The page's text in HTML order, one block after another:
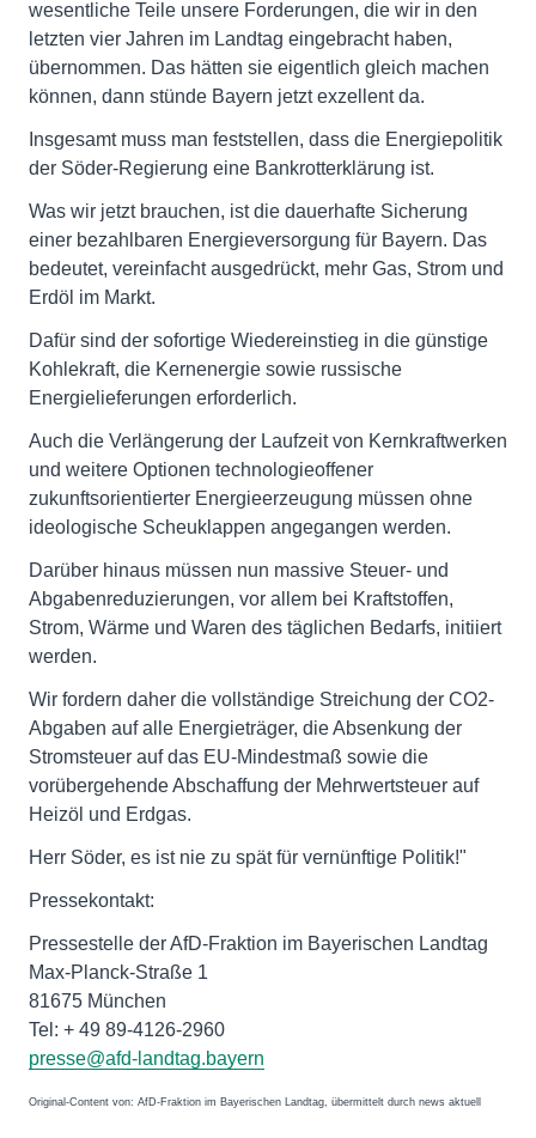
wesentliche Teile unsere Forderungen, die wir in den
letzten vier Jahren im Landtag eingebracht haben,
übernommen. Das hätten sie eigentlich gleich machen
können, dann stünde Bayern jetzt exzellent da.
Insgesamt muss man feststellen, dass die Energiepolitik
der Söder-Regierung eine Bankrotterklärung ist.
Was wir jetzt brauchen, ist die dauerhafte Sicherung
einer bezahlbaren Energieversorgung für Bayern. Das
bedeutet, vereinfacht ausgedrückt, mehr Gas, Strom und
Erdöl im Markt.
Dafür sind der sofortige Wiedereinstieg in die günstige
Kohlekraft, die Kernenergie sowie russische
Energielieferungen erforderlich.
Auch die Verlängerung der Laufzeit von Kernkraftwerken
und weitere Optionen technologieoffener
zukunftsorientierter Energieerzeugung müssen ohne
ideologische Scheuklappen angegangen werden.
Darüber hinaus müssen nun massive Steuer- und
Abgabenreduzierungen, vor allem bei Kraftstoffen,
Strom, Wärme und Waren des täglichen Bedarfs, initiiert
werden.
Wir fordern daher die vollständige Streichung der CO2-
Abgaben auf alle Energieträger, die Absenkung der
Stromsteuer auf das EU-Mindestmaß sowie die
vorübergehende Abschaffung der Mehrwertsteuer auf
Heizöl und Erdgas.
Herr Söder, es ist nie zu spät für vernünftige Politik!"
Pressekontakt:
Pressestelle der AfD-Fraktion im Bayerischen Landtag
Max-Planck-Straße 1
81675 München
Tel: + 49 89-4126-2960
presse@afd-landtag.bayern
Original-Content von: AfD-Fraktion im Bayerischen Landtag, übermittelt durch news aktuell